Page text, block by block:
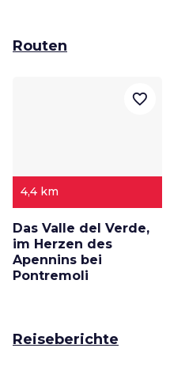
Routen
4,4 km
Das Valle del Verde,
im Herzen des
Apennins bei
Pontremoli
favorite_border
Reiseberichte